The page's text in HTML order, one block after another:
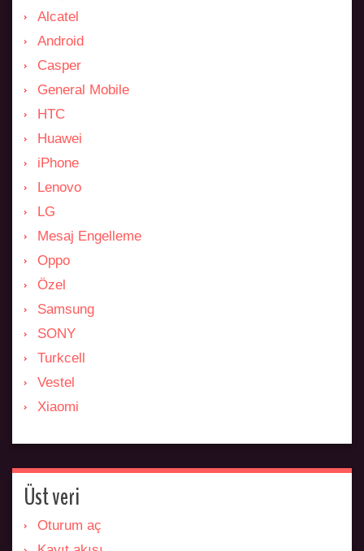
Alcatel
Android
Casper
General Mobile
HTC
Huawei
iPhone
Lenovo
LG
Mesaj Engelleme
Oppo
Özel
Samsung
SONY
Turkcell
Vestel
Xiaomi
Üst veri
Oturum aç